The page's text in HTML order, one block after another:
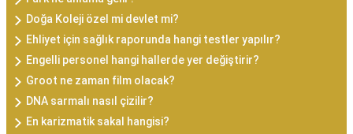
Doğa Koleji özel mi devlet mi?
Ehliyet için sağlık raporunda hangi testler yapılır?
Engelli personel hangi hallerde yer değiştirir?
Groot ne zaman film olacak?
DNA sarmalı nasıl çizilir?
En karizmatik sakal hangisi?